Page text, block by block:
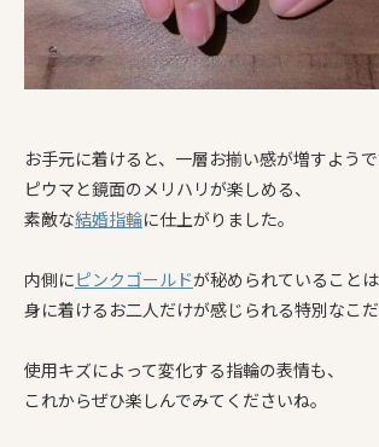
お手元に着けると、一層お揃い感が増すようで
ピウマと鏡面のメリハリが楽しめる、
素敵な結婚指輪に仕上がりました。
内側にピンクゴールドが秘められていることは
身に着けるお二人だけが感じられる特別なこだ
使用キズによって変化する指輪の表情も、
これからぜひ楽しんでみてくださいね。